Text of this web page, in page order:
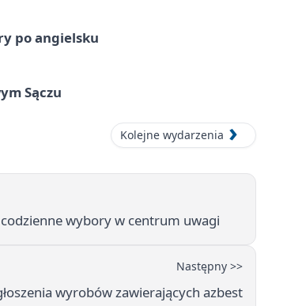
po angielsku
Sączu
Kolejne wydarzenia
wybory w centrum uwagi
Następny >>
wyrobów zawierających azbest